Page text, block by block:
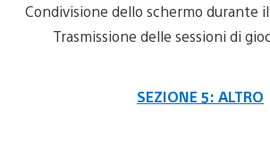
Condivisione dello schermo durante il
Trasmissione delle sessioni di
SEZIONE 5: ALTRO